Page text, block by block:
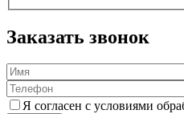
Заказать звонок
Я согласен с условиями